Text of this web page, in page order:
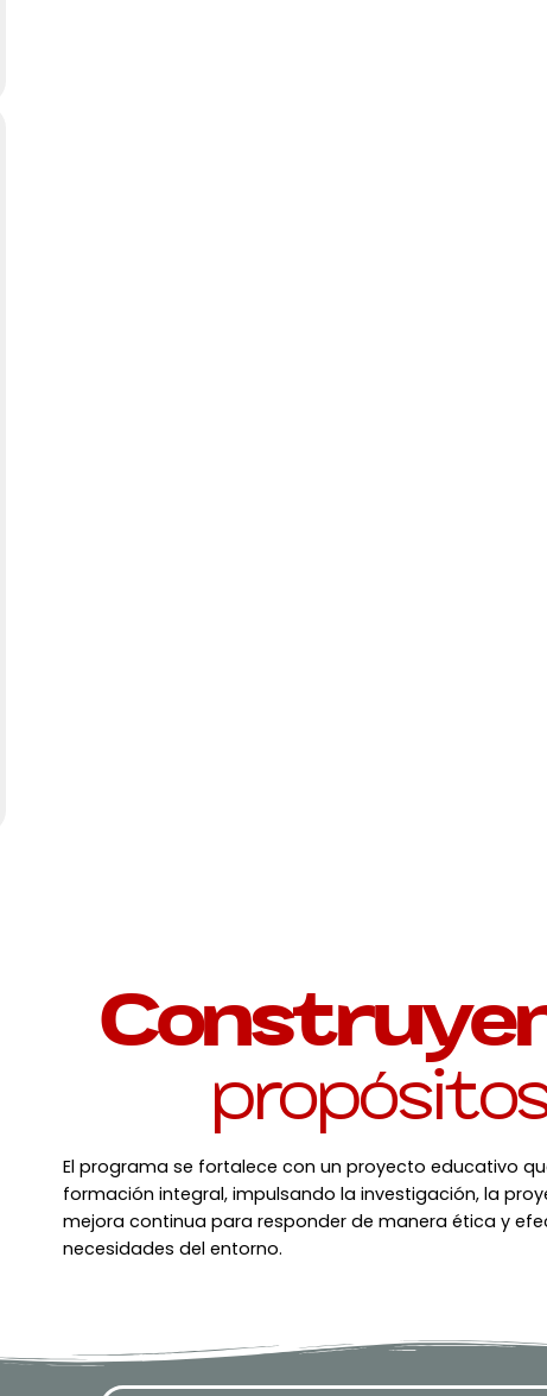
El programa se fortalece con un proyecto educativo
formación integral, impulsando la investigación, la
mejora continua para responder de manera ética y
necesidades del entorno.